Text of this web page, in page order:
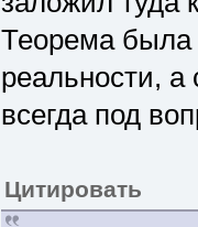
Теорема была
реальности, а
всегда под
Цитировать